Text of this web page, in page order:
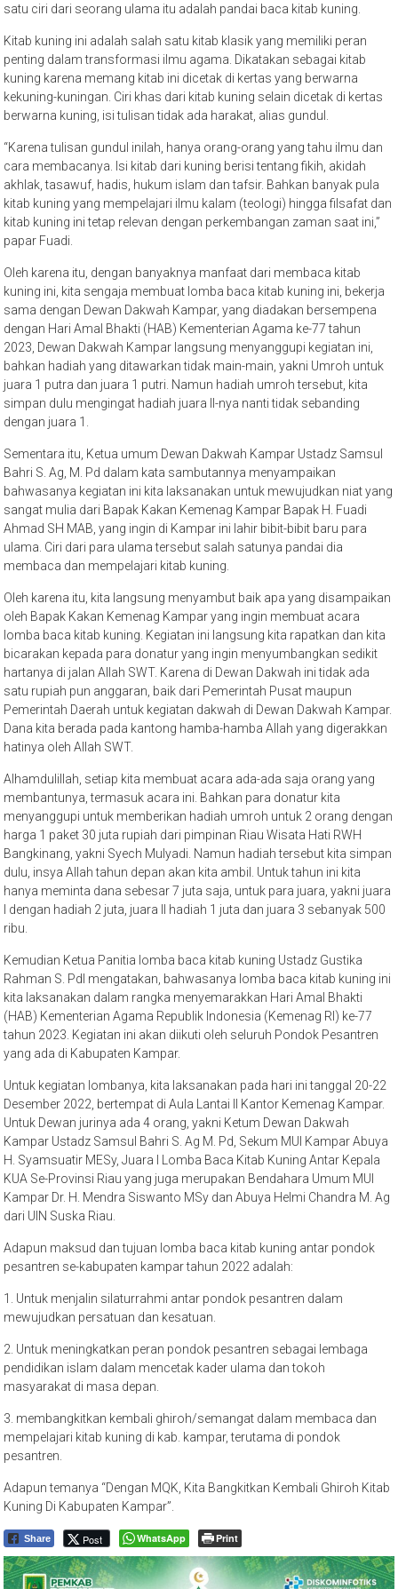
satu ciri dari seorang ulama itu adalah pandai baca kitab kuning.
Kitab kuning ini adalah salah satu kitab klasik yang memiliki peran
penting dalam transformasi ilmu agama. Dikatakan sebagai kitab
kuning karena memang kitab ini dicetak di kertas yang berwarna
kekuning-kuningan. Ciri khas dari kitab kuning selain dicetak di kertas
berwarna kuning, isi tulisan tidak ada harakat, alias gundul.
“Karena tulisan gundul inilah, hanya orang-orang yang tahu ilmu dan
cara membacanya. Isi kitab dari kuning berisi tentang fikih, akidah
akhlak, tasawuf, hadis, hukum islam dan tafsir. Bahkan banyak pula
kitab kuning yang mempelajari ilmu kalam (teologi) hingga filsafat dan
kitab kuning ini tetap relevan dengan perkembangan zaman saat ini,”
papar Fuadi.
Oleh karena itu, dengan banyaknya manfaat dari membaca kitab
kuning ini, kita sengaja membuat lomba baca kitab kuning ini, bekerja
sama dengan Dewan Dakwah Kampar, yang diadakan bersempena
dengan Hari Amal Bhakti (HAB) Kementerian Agama ke-77 tahun
2023, Dewan Dakwah Kampar langsung menyanggupi kegiatan ini,
bahkan hadiah yang ditawarkan tidak main-main, yakni Umroh untuk
juara 1 putra dan juara 1 putri. Namun hadiah umroh tersebut, kita
simpan dulu mengingat hadiah juara II-nya nanti tidak sebanding
dengan juara 1.
Sementara itu, Ketua umum Dewan Dakwah Kampar Ustadz Samsul
Bahri S. Ag, M. Pd dalam kata sambutannya menyampaikan
bahwasanya kegiatan ini kita laksanakan untuk mewujudkan niat yang
sangat mulia dari Bapak Kakan Kemenag Kampar Bapak H. Fuadi
Ahmad SH MAB, yang ingin di Kampar ini lahir bibit-bibit baru para
ulama. Ciri dari para ulama tersebut salah satunya pandai dia
membaca dan mempelajari kitab kuning.
Oleh karena itu, kita langsung menyambut baik apa yang disampaikan
oleh Bapak Kakan Kemenag Kampar yang ingin membuat acara
lomba baca kitab kuning. Kegiatan ini langsung kita rapatkan dan kita
bicarakan kepada para donatur yang ingin menyumbangkan sedikit
hartanya di jalan Allah SWT. Karena di Dewan Dakwah ini tidak ada
satu rupiah pun anggaran, baik dari Pemerintah Pusat maupun
Pemerintah Daerah untuk kegiatan dakwah di Dewan Dakwah Kampar.
Dana kita berada pada kantong hamba-hamba Allah yang digerakkan
hatinya oleh Allah SWT.
Alhamdulillah, setiap kita membuat acara ada-ada saja orang yang
membantunya, termasuk acara ini. Bahkan para donatur kita
menyanggupi untuk memberikan hadiah umroh untuk 2 orang dengan
harga 1 paket 30 juta rupiah dari pimpinan Riau Wisata Hati RWH
Bangkinang, yakni Syech Mulyadi. Namun hadiah tersebut kita simpan
dulu, insya Allah tahun depan akan kita ambil. Untuk tahun ini kita
hanya meminta dana sebesar 7 juta saja, untuk para juara, yakni juara
I dengan hadiah 2 juta, juara II hadiah 1 juta dan juara 3 sebanyak 500
ribu.
Kemudian Ketua Panitia lomba baca kitab kuning Ustadz Gustika
Rahman S. PdI mengatakan, bahwasanya lomba baca kitab kuning ini
kita laksanakan dalam rangka menyemarakkan Hari Amal Bhakti
(HAB) Kementerian Agama Republik Indonesia (Kemenag RI) ke-77
tahun 2023. Kegiatan ini akan diikuti oleh seluruh Pondok Pesantren
yang ada di Kabupaten Kampar.
Untuk kegiatan lombanya, kita laksanakan pada hari ini tanggal 20-22
Desember 2022, bertempat di Aula Lantai II Kantor Kemenag Kampar.
Untuk Dewan jurinya ada 4 orang, yakni Ketum Dewan Dakwah
Kampar Ustadz Samsul Bahri S. Ag M. Pd, Sekum MUI Kampar Abuya
H. Syamsuatir MESy, Juara I Lomba Baca Kitab Kuning Antar Kepala
KUA Se-Provinsi Riau yang juga merupakan Bendahara Umum MUI
Kampar Dr. H. Mendra Siswanto MSy dan Abuya Helmi Chandra M. Ag
dari UIN Suska Riau.
Adapun maksud dan tujuan lomba baca kitab kuning antar pondok
pesantren se-kabupaten kampar tahun 2022 adalah:
1. Untuk menjalin silaturrahmi antar pondok pesantren dalam
mewujudkan persatuan dan kesatuan.
2. Untuk meningkatkan peran pondok pesantren sebagai lembaga
pendidikan islam dalam mencetak kader ulama dan tokoh
masyarakat di masa depan.
3. membangkitkan kembali ghiroh/semangat dalam membaca dan
mempelajari kitab kuning di kab. kampar, terutama di pondok
pesantren.
Adapun temanya “Dengan MQK, Kita Bangkitkan Kembali Ghiroh Kitab
Kuning Di Kabupaten Kampar”.
Share Post WhatsApp Print